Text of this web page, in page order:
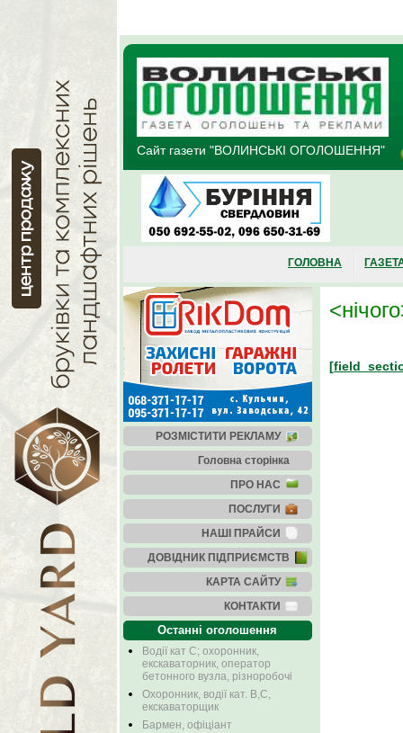
Перейти до основного матеріалу
Сайт газети "ВОЛИНСЬКІ ОГОЛОШЕННЯ"
ГОЛОВНА
РОЗМІСТИТИ РЕКЛАМУ
Головна сторінка
ПРО НАС
ПОСЛУГИ
НАШІ ПРАЙСИ
ДОВІДНИК ПІДПРИЄМСТВ
КАРТА САЙТУ
КОНТАКТИ
Останні оголошення
Водії кат С; охоронник,
екскаваторник, оператор
бетонного вузла, різноробочі
Охоронник, водії кат. В,С,
екскаваторщик
Бармен, офіціант